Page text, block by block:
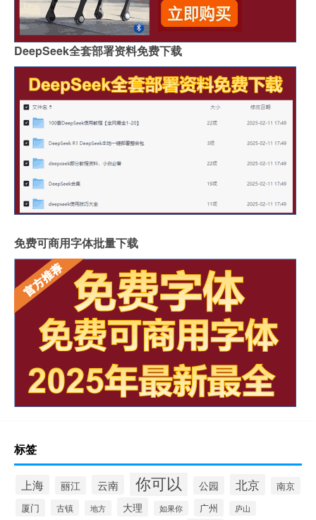
DeepSeek全套部署资料免费下载
免费可商用字体批量下载
标签
上海 丽江 云南 你可以 公园 北京
南京
厦门
古镇 地方 大理 如果你 广州 庐山